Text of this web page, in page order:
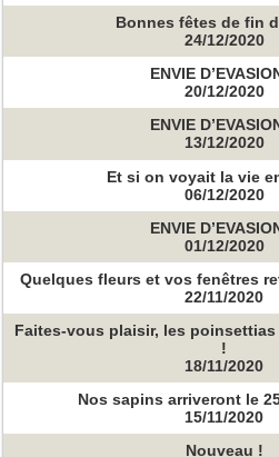
Bonnes fêtes de fin
24/12/2020
ENVIE
20/12/2020
ENVIE
13/12/2020
Et si on voyait la vie
06/12/2020
ENVIE
01/12/2020
Quelques fleurs et vos fenêtres
22/11/2020
Faites-vous plaisir, les poinsettias
!
18/11/2020
Nos sapins arriveront le
15/11/2020
Nouveau !